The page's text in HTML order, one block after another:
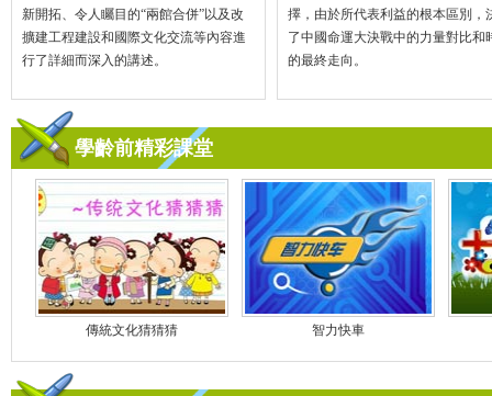
新開拓、令人矚目的“兩館合併”以及改
擴建工程建設和國際文化交流等內容進
行了詳細而深入的講述。
擇，由於所代表利益的根本區別，
了中國命運大決戰中的力量對比和
的最終走向。
學齡前精彩課堂
傳統文化猜猜猜 智力快車